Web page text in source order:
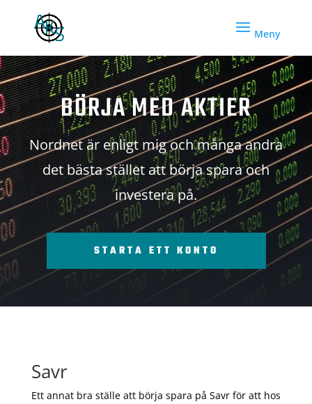
BÖRJA MED AKTIER
Nordnet är enligt mig och många andra
det bästa stället att börja spara och
investera på.
STARTA ETT KONTO
Savr
Ett annat bra ställe att börja spara på Savr för att hos